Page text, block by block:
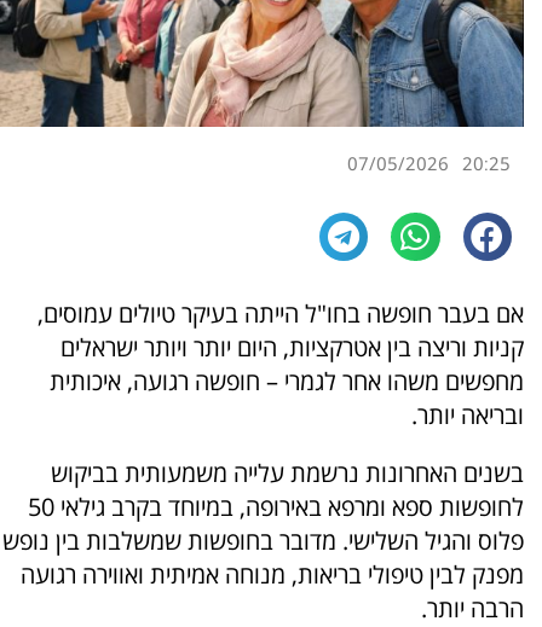
20:25
07/05/2026
אם בעבר חופשה בחו"ל הייתה בעיקר טיולים עמוסים,
קניות וריצה בין אטרקציות, היום יותר ויותר ישראלים
מחפשים משהו אחר לגמרי – חופשה רגועה, איכותית
ובריאה יותר.
בשנים האחרונות נרשמת עלייה משמעותית בביקוש
לחופשות ספא ומרפא באירופה, במיוחד בקרב גילאי 50
פלוס והגיל השלישי. מדובר בחופשות שמשלבות בין נופש
מפנק לבין טיפולי בריאות, מנוחה אמיתית ואווירה רגועה
הרבה יותר.